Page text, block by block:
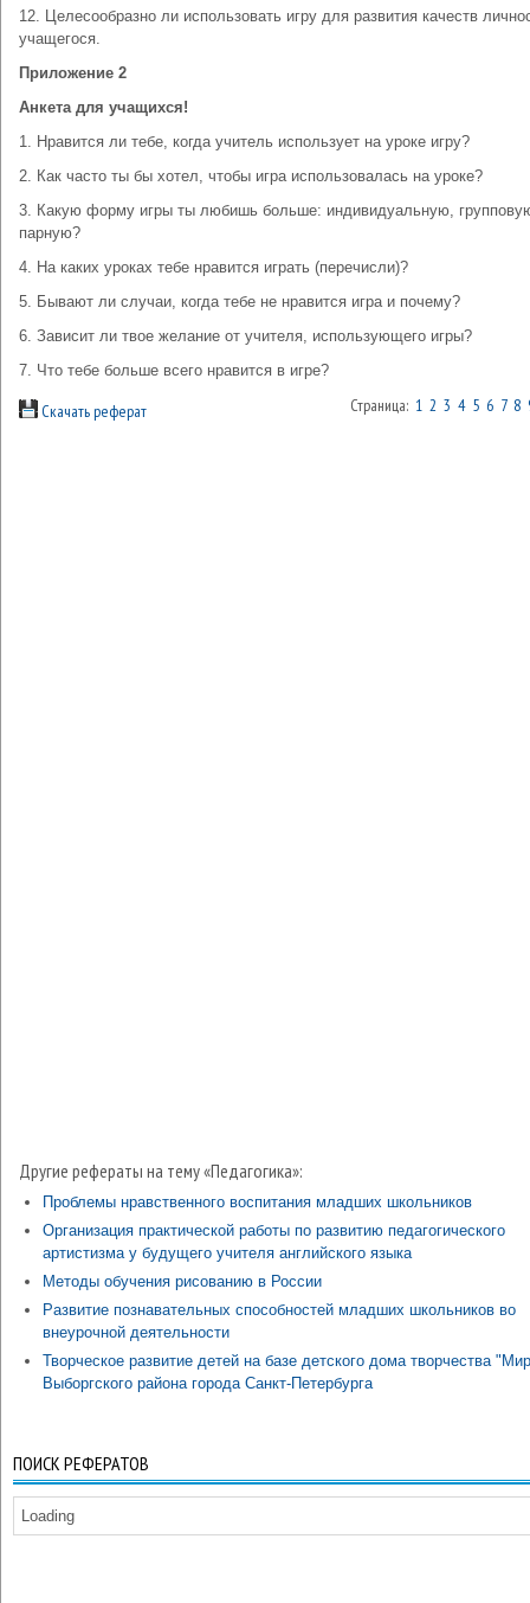
12. Целесообразно ли использовать игру для развития качеств
учащегося.
Приложение 2
Анкета для учащихся!
1. Нравится ли тебе, когда учитель использует на уроке игру?
2. Как часто ты бы хотел, чтобы игра использовалась на уроке?
3. Какую форму игры ты любишь больше: индивидуальную,
парную?
4. На каких уроках тебе нравится играть (перечисли)?
5. Бывают ли случаи, когда тебе не нравится игра и почему?
6. Зависит ли твое желание от учителя, использующего игры?
7. Что тебе больше всего нравится в игре?
Скачать реферат Страница: 1 2 3 4 5 6 7 8
Другие рефераты на тему «Педагогика»:
Проблемы нравственного воспитания младших школьников
Организация практической работы по развитию педагогического
артистизма у будущего учителя английского языка
Методы обучения рисованию в России
Развитие познавательных способностей младших школьников во
внеурочной деятельности
Творческое развитие детей на базе детского дома творчества
Выборгского района города Санкт-Петербурга
ПОИСК РЕФЕРАТОВ
Loading